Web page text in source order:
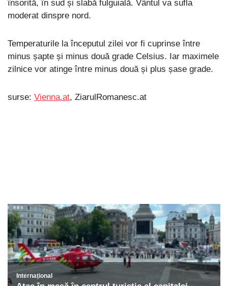
însorită, în sud și slabă fulguială. Vântul va sufla
moderat dinspre nord.
Temperaturile la începutul zilei vor fi cuprinse între
minus șapte și minus două grade Celsius. Iar maximele
zilnice vor atinge între minus două și plus șase grade.
surse: Vienna.at, ZiarulRomanesc.at